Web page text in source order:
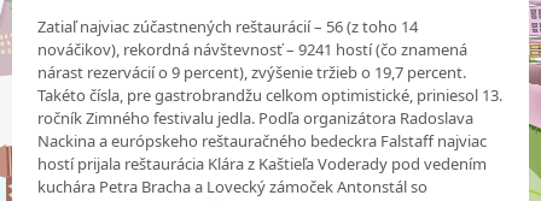
Zatiaľ najviac zúčastnených reštaurácií – 56 (z toho 14
nováčikov), rekordná návštevnosť – 9241 hostí (čo znamená
nárast rezervácií o 9 percent), zvýšenie tržieb o 19,7 percent.
Takéto čísla, pre gastrobrandžu celkom optimistické, priniesol 13.
ročník Zimného festivalu jedla. Podľa organizátora Radoslava
Nackina a európskeho reštauračného bedeckra Falstaff najviac
hostí prijala reštaurácia Klára z Kaštieľa Voderady pod vedením
kuchára Petra Bracha a Lovecký zámoček Antonstál so